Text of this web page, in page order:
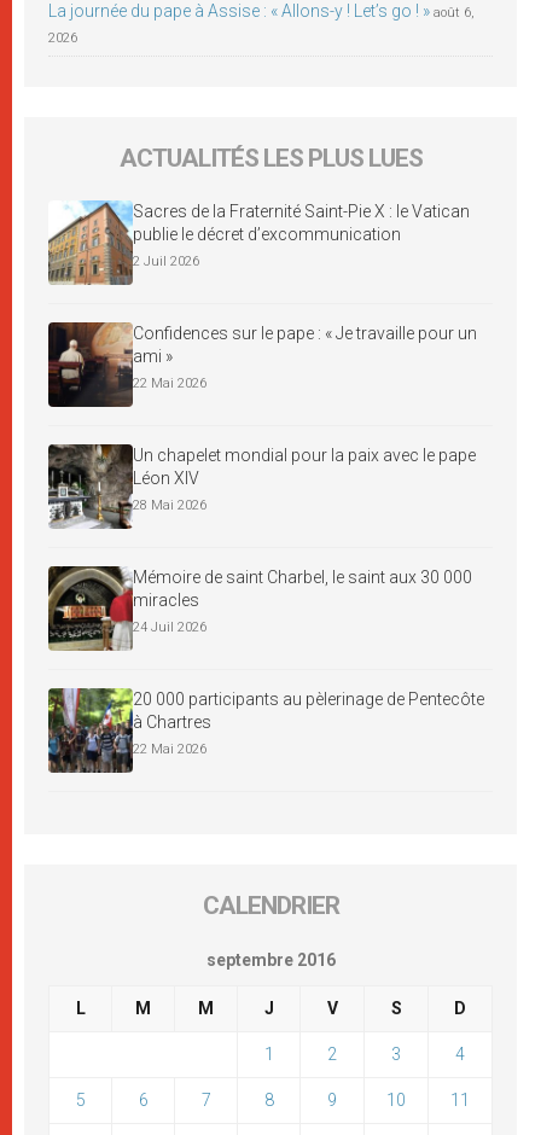
La journée du pape à Assise : « Allons-y ! Let’s go ! » août 6,
2026
ACTUALITÉS LES PLUS LUES
Sacres de la Fraternité Saint-Pie X : le Vatican
publie le décret d’excommunication
2 Juil 2026
Confidences sur le pape : « Je travaille pour un
ami »
22 Mai 2026
Un chapelet mondial pour la paix avec le pape
Léon XIV
28 Mai 2026
Mémoire de saint Charbel, le saint aux 30 000
miracles
24 Juil 2026
20 000 participants au pèlerinage de Pentecôte
à Chartres
22 Mai 2026
CALENDRIER
septembre 2016
L M M J V S D
1 2 3 4
5 6 7 8 9 10 11